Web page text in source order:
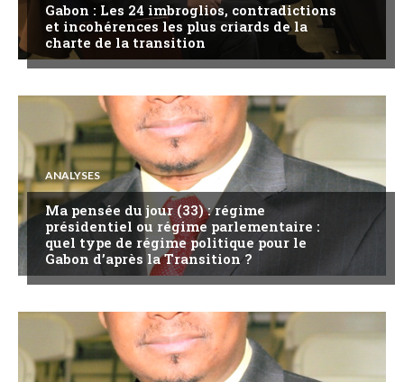
Gabon : Les 24 imbroglios, contradictions
et incohérences les plus criards de la
charte de la transition
ANALYSES
Ma pensée du jour (33) : régime
présidentiel ou régime parlementaire :
quel type de régime politique pour le
Gabon d’après la Transition ?